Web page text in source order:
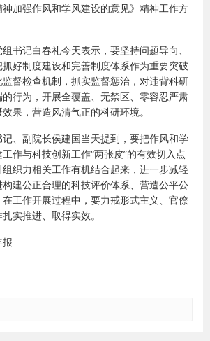
加强作风和学风建设的意见》精神工作方
书记白春礼今天表示，要坚持问题导向、
好制度建设和完善制度体系作为重要突破
督检查机制，抓实监督惩治，对违背科研
行为，开展全覆盖、无禁区、零容忍严肃
果，营造风清气正的科研环境。
、副院长侯建国当天提到，要把作风和学
作与科技创新工作“两张皮”的有效切入点
织力相关工作有机结合起来，进一步减轻
建公正合理的科技评价体系、营造公平公
工作开展过程中，要力戒形式主义、官僚
实推进、取得实效。